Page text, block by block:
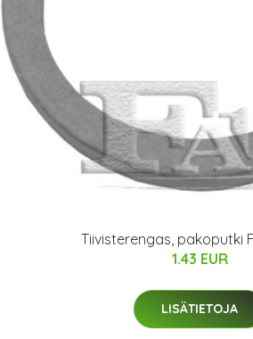
Tiivisterengas, pakoputki
1.43 EUR
LISÄTIETOJA